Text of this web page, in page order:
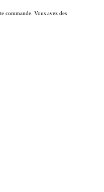
commande. Vous avez des